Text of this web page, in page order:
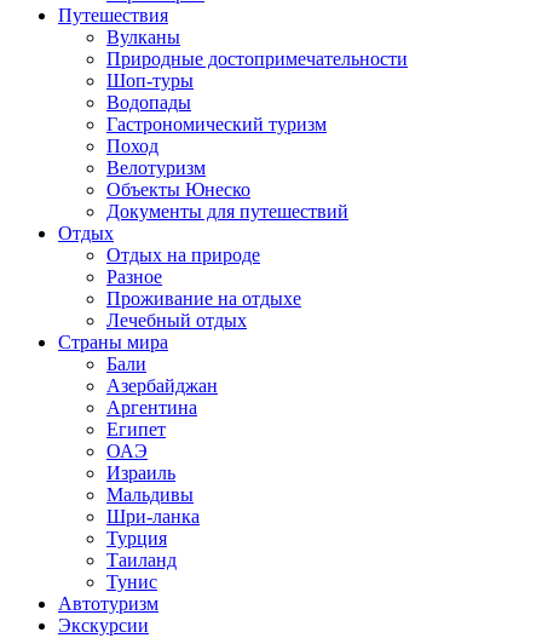
Путешествия
Вулканы
Природные достопримечательности
Шоп-туры
Водопады
Гастрономический туризм
Поход
Велотуризм
Объекты Юнеско
Документы для путешествий
Отдых
Отдых на природе
Разное
Проживание на отдыхе
Лечебный отдых
Страны мира
Бали
Азербайджан
Аргентина
Египет
ОАЭ
Израиль
Мальдивы
Шри-ланка
Турция
Таиланд
Тунис
Автотуризм
Экскурсии